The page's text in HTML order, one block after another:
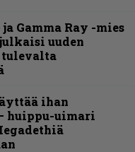
Gamma Ray -mies
uuden
ihan
huippu-uimari